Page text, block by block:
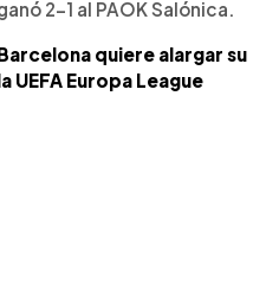
2-1 al PAOK Salónica.
quiere alargar su
UEFA Europa League